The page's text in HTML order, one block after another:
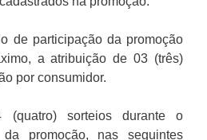
de participação da promoção
a atribuição de 03 (três)
por consumidor.
(quatro) sorteios durante o
promoção, nas seguintes